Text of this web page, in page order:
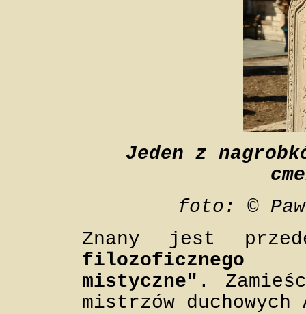
Jeden z
foto: ©
Znany jest
mistyczne" .
mistrzów